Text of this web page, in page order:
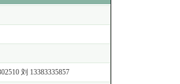
刘 13383335857